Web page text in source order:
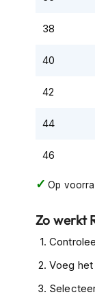
motorjassen
Motorbroeken
motorbroeken
motorbroeken
Doorwaai
Waterdichte
motorbroeken
Textiel
motorbroeken
Kortom,
die
38
40
42
44
46
Op
Zo werkt
Voeg